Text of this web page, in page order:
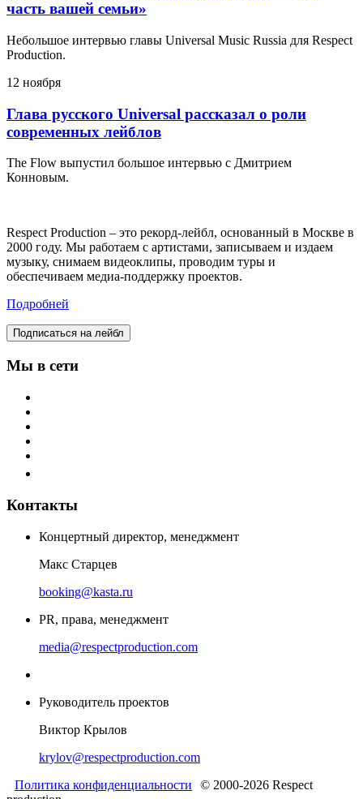
часть вашей семьи»
Небольшое интервью главы Universal Music Russia для Respect
Production.
12 ноября
Глава русского Universal рассказал о роли
современных лейблов
The Flow выпустил большое интервью с Дмитрием
Конновым.
Respect Production – это рекорд-лейбл, основанный в Москве в
2000 году. Мы работаем с артистами, записываем и издаем
музыку, снимаем видеоклипы, проводим туры и
обеспечиваем медиа-поддержку проектов.
Подробней
Подписаться на лейбл
Мы в сети
Контакты
Концертный директор, менеджмент
Макс Старцев
booking@kasta.ru
PR, права, менеджмент
media@respectproduction.com
Руководитель проектов
Виктор Крылов
krylov@respectproduction.com
Политика конфиденциальности
© 2000-2026 Respect